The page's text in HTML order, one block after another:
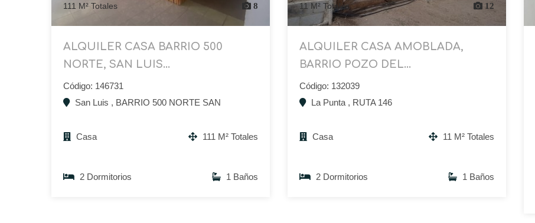
111 M² Totales 8
ALQUILER CASA BARRIO 500
NORTE, SAN LUIS...
Código: 146731
San Luis , BARRIO 500 NORTE SAN
Casa 111 M² Totales
2 Dormitorios 1 Baños
11 M² Totales 12
ALQUILER CASA AMOBLADA,
BARRIO POZO DEL...
Código: 132039
La Punta , RUTA 146
Casa 11 M² Totales
2 Dormitorios 1 Baños